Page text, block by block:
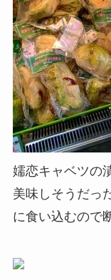
嬬恋キャベツの
美味しそうだっ
に食い込むので